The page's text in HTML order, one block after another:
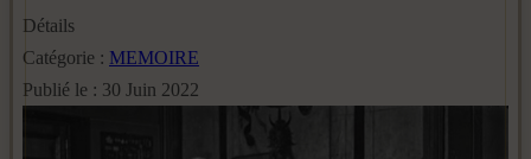
Détails
Catégorie : MEMOIRE
Publié le : 30 Juin 2022